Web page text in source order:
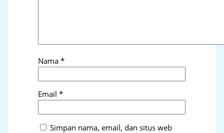
Nama*
Email*
Simpan nama, email, dan situs web